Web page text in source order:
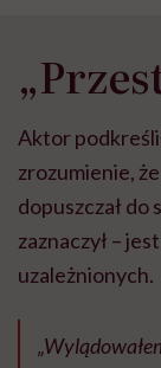
Aktor
zrozumienie,
dopuszczał do
zaznaczył –
uzależnionych.